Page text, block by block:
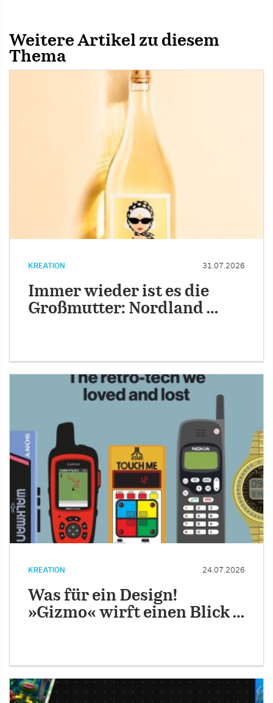
Weitere Artikel zu diesem
Thema
KREATION 31.07.2026
Immer wieder ist es die
Großmutter: Nordland …
KREATION 24.07.2026
Was für ein Design!
»Gizmo« wirft einen Blick …